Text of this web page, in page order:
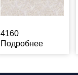
4160
Подробнее